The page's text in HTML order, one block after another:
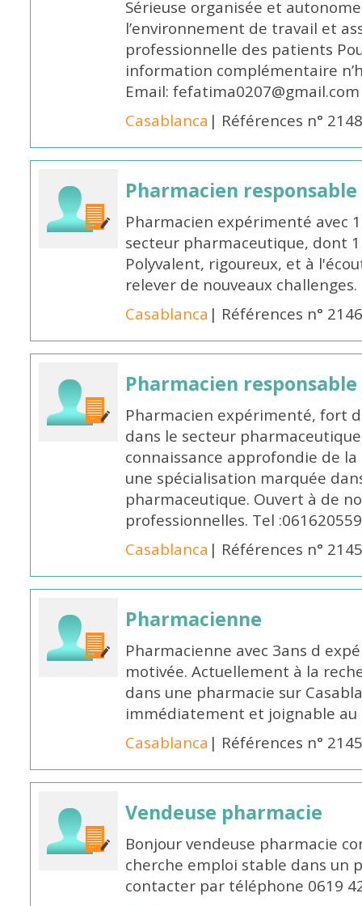
Sérieuse organisée et
l’environnement de travail et
professionnelle des patients
information complémentaire
Email: fefatima0207@gmail.com
Casablanca | Références n°
Pharmacien responsable
Pharmacien expérimenté avec
secteur pharmaceutique, dont
Polyvalent, rigoureux, et à
relever de nouveaux
Casablanca | Références n°
Pharmacien responsable
Pharmacien expérimenté, fort
dans le secteur
connaissance approfondie de
une spécialisation marquée
pharmaceutique. Ouvert à de
professionnelles. Tel
Casablanca | Références n°
Pharmacienne
Pharmacienne avec 3ans d
motivée. Actuellement à la
dans une pharmacie sur
immédiatement et joignable au
Casablanca | Références n°
Vendeuse pharmacie
Bonjour vendeuse pharmacie
cherche emploi stable dans un
contacter par téléphone 0619